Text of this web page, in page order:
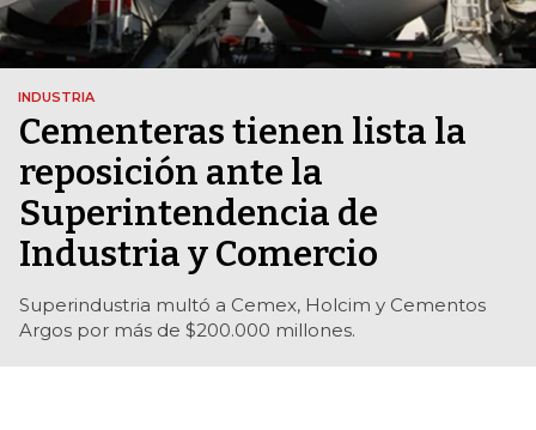
INDUSTRIA
Cementeras tienen lista la
reposición ante la
Superintendencia de
Industria y Comercio
Superindustria multó a Cemex, Holcim y Cementos
Argos por más de $200.000 millones.